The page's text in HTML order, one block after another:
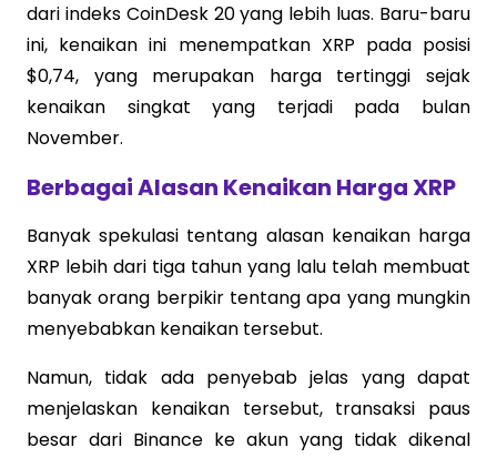
dari indeks CoinDesk 20 yang lebih luas. Baru-baru
ini, kenaikan ini menempatkan XRP pada posisi
$0,74, yang merupakan harga tertinggi sejak
kenaikan singkat yang terjadi pada bulan
November.
Berbagai Alasan Kenaikan Harga XRP
Banyak spekulasi tentang alasan kenaikan harga
XRP lebih dari tiga tahun yang lalu telah membuat
banyak orang berpikir tentang apa yang mungkin
menyebabkan kenaikan tersebut.
Namun, tidak ada penyebab jelas yang dapat
menjelaskan kenaikan tersebut, transaksi paus
besar dari Binance ke akun yang tidak dikenal